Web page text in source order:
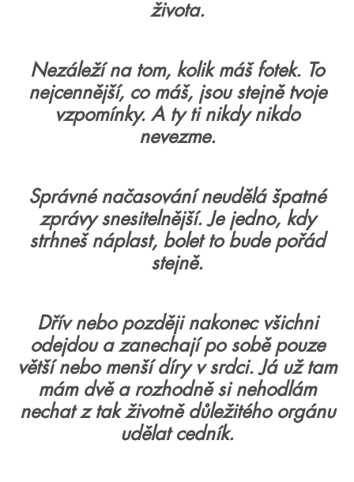
života.
Nezáleží na tom, kolik máš fotek. To
nejcennější, co máš, jsou stejně tvoje
vzpomínky. A ty ti nikdy nikdo
nevezme.
Správné načasování neudělá špatné
zprávy snesitelnější. Je jedno, kdy
strhneš náplast, bolet to bude pořád
stejně.
Dřív nebo později nakonec všichni
odejdou a zanechají po sobě pouze
větší nebo menší díry v srdci. Já už tam
mám dvě a rozhodně si nehodlám
nechat z tak životně důležitého orgánu
udělat cedník.